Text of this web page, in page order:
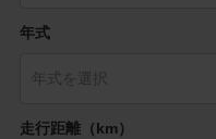
年式
走行距離（km）